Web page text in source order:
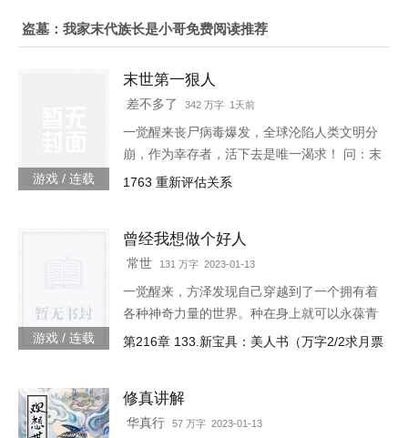
盗墓：我家末代族长是小哥免费阅读推荐
游戏 / 连载
末世第一狠人
差不多了 342 万字 1天前
一觉醒来丧尸病毒爆发，全球沦陷人类文明分
崩，作为幸存者，活下去是唯一渴求！ 问：末
世怎样才能活下去？答：首先要狠！【非重
1763 重新评估关系
游戏 / 连载
曾经我想做个好人
常世 131 万字 2023-01-13
一觉醒来，方泽发现自己穿越到了一个拥有着
各种神奇力量的世界。种在身上就可以永葆青
春的蘑菇每分一个分身就会智商下降实力提升
第216章 133.新宝具：美人书（万字2/2求月票
修真讲解
华真行 57 万字 2023-01-13